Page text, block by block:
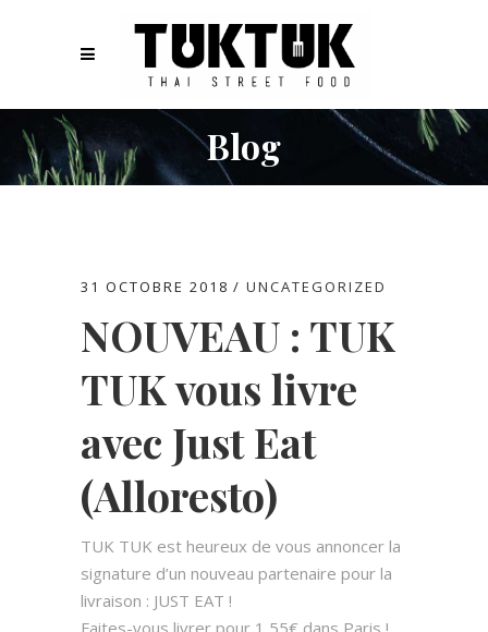
Blog
31 OCTOBRE 2018 UNCATEGORIZED
NOUVEAU : TUK
TUK vous livre
avec Just Eat
(Alloresto)
TUK TUK est heureux de vous annoncer la
signature d’un nouveau partenaire pour la
livraison : JUST EAT !
Faites-vous livrer pour 1,55€ dans Paris !